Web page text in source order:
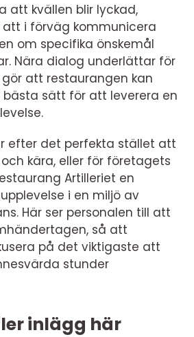
att kvällen blir lyckad,
i förväg kommunicera
om specifika önskemål
Nära dialog underlättar för
att restaurangen kan
sätt för att leverera en
efter det perfekta stället att
kära, eller för företagets
Artilleriet en
i en miljö av
Här ser personalen till att
så att
på det viktigaste att
stunder
inlägg här